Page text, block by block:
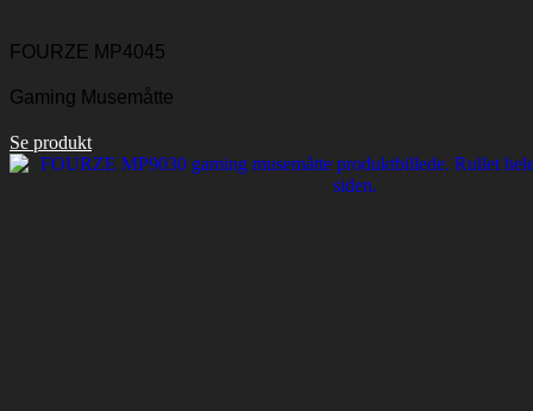
FOURZE MP4045
Gaming Musemåtte
Se produkt